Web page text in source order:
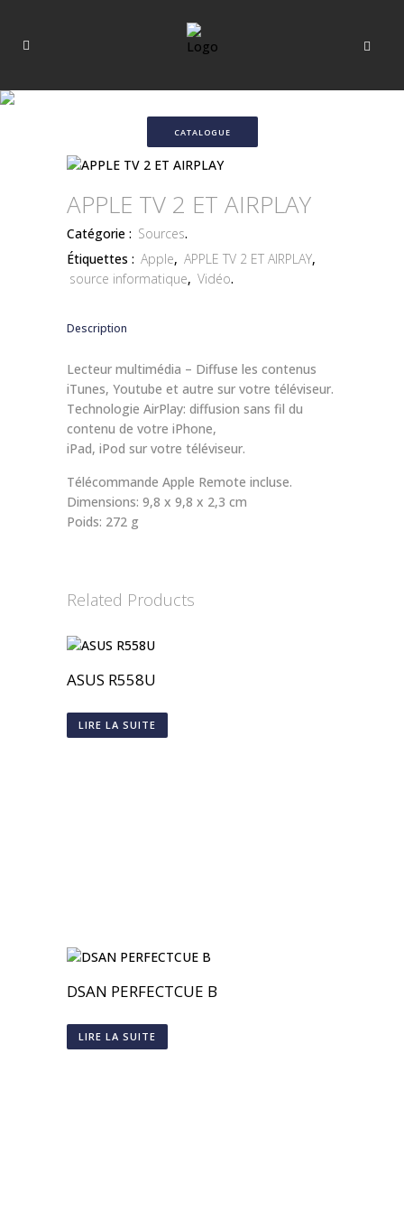
CATALOGUE
APPLE TV 2 ET AIRPLAY
Catégorie : Sources.
Étiquettes : Apple, APPLE TV 2 ET AIRPLAY,
source informatique, Vidéo.
Description
Lecteur multimédia – Diffuse les contenus
iTunes, Youtube et autre sur votre téléviseur.
Technologie AirPlay: diffusion sans fil du
contenu de votre iPhone,
iPad, iPod sur votre téléviseur.
Télécommande Apple Remote incluse.
Dimensions: 9,8 x 9,8 x 2,3 cm
Poids: 272 g
Related Products
ASUS R558U
LIRE LA SUITE
DSAN PERFECTCUE B
LIRE LA SUITE